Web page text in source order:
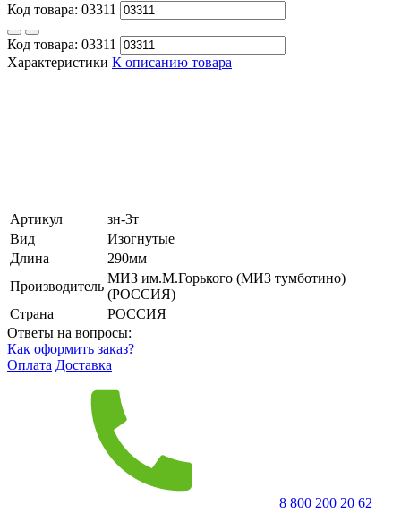
Код товара: 03311
Код товара: 03311
Характеристики К описанию товара
Артикул
зн-3т
Вид
Изогнутые
Длина
290мм
Производитель
МИЗ им.М.Горького (МИЗ тумботино)
(РОССИЯ)
Страна
РОССИЯ
Ответы на вопросы:
Как оформить заказ?
Оплата Доставка
8 800 200 20 62